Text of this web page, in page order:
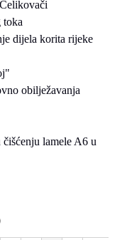
toka
dijela korita rijeke
obilježavanja
lamele A6 u